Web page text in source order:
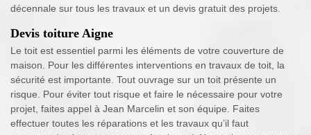
décennale sur tous les travaux et un devis gratuit des projets.
Devis toiture Aigne
Le toit est essentiel parmi les éléments de votre couverture de
maison. Pour les différentes interventions en travaux de toit, la
sécurité est importante. Tout ouvrage sur un toit présente un
risque. Pour éviter tout risque et faire le nécessaire pour votre
projet, faites appel à Jean Marcelin et son équipe. Faites
effectuer toutes les réparations et les travaux qu’il faut